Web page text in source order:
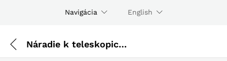
Navigácia English
Náradie k teleskopickým nakladačom